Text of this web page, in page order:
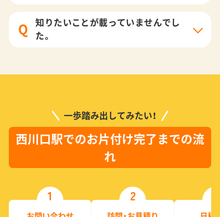
Q
知りたいことが載っていませんでし
た。
一歩踏み出してみたい！
西川口駅でのお片付け完了までの流
れ
1 2